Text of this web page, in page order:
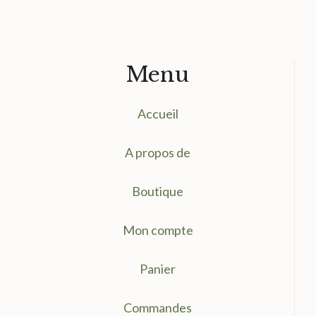
Menu
Accueil
A propos de
Boutique
Mon compte
Panier
Commandes